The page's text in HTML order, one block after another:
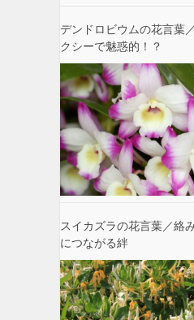
デンドロビウムの花言葉
クシーで魅惑的！？
スイカズラの花言葉／絡
につながる絆